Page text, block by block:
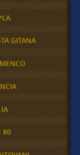
GITANA
80